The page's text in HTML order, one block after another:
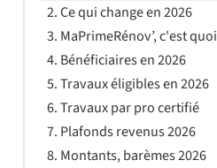
Ce qui change en 2026
MaPrimeRénov’, c'est quoi
Bénéficiaires en 2026
Travaux éligibles en 2026
Travaux par pro certifié
Plafonds revenus 2026
Montants, barèmes 2026